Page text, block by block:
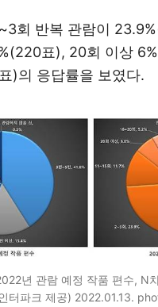
회 반복 관람이
표), 20회 이상
)의 응답률을 보였다.
년 관람 예정 작품 편수, N
터파크 제공) 2022.01.13.